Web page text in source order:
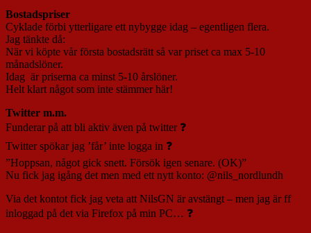
Bostadspriser
Cyklade förbi ytterligare ett nybygge idag – egentligen flera.
Jag tänkte då:
När vi köpte vår första bostadsrätt så var priset ca max 5-10
månadslöner.
Idag är priserna ca minst 5-10 årslöner.
Helt klart något som inte stämmer här!
Twitter m.m.
Funderar på att bli aktiv även på twitter ❓
Twitter spökar jag ’får’ inte logga in ❓
”Hoppsan, något gick snett. Försök igen senare. (OK)”
Nu fick jag igång det men med ett nytt konto: @nils_nordlundh
Via det kontot fick jag veta att NilsGN är avstängt – men jag är ff
inloggad på det via Firefox på min PC… ❓